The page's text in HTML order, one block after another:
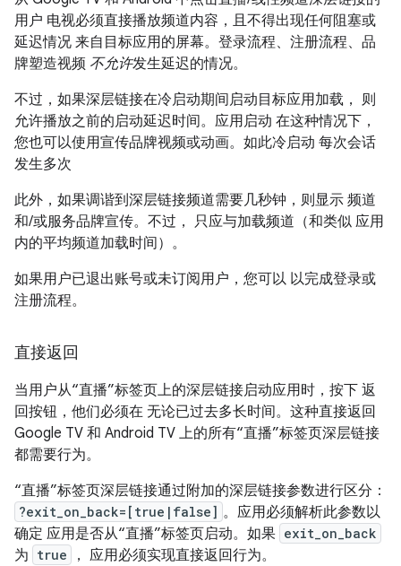
用户 电视必须直接播放频道内容，且不得出现任何阻塞或
延迟情况 来自目标应用的屏幕。登录流程、注册流程、品
牌塑造视频 不允许发生延迟的情况。
不过，如果深层链接在冷启动期间启动目标应用加载， 则
允许播放之前的启动延迟时间。 应用启动 在这种情况下，
您也可以使用宣传品牌视频或动画。如此冷启动 每次会话
发生多次
此外，如果调谐到深层链接频道需要几秒钟，则显示 频道
和/或服务品牌宣传。 不过， 只应与加载频道（和类似 应用
内的平均频道加载时间）。
如果用户已退出账号或未订阅用户，您可以 以完成登录或
注册流程。
直接返回
当用户从“直播”标签页上的深层链接启动应用时，按下 返
回按钮，他们必须在 无论已过去多长时间。这种直接返回
Google TV 和 Android TV 上的所有“直播”标签页深层链接
都需要行为。
“直播”标签页深层链接通过附加的深层链接参数进行区分：
?exit_on_back=[true|false] 。应用必须解析此参数以
确定 应用是否从“直播”标签页启动。如果 exit_on_back
为 true
， 应用必须实现直接返回行为。